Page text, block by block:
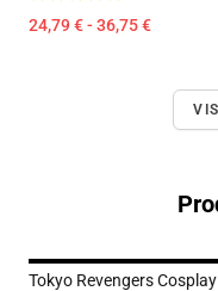
24,79 € - 36,75 €
Tokyo Revengers